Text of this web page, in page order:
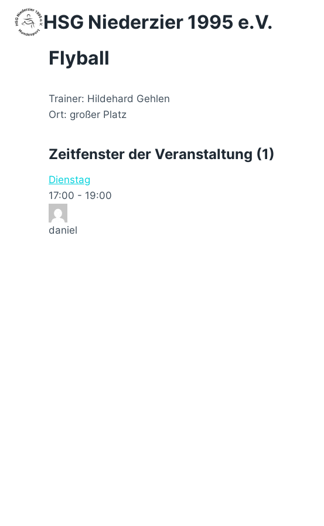
Inhalt
springen
HSG Niederzier 1995 e.V.
Flyball
Trainer: Hildehard Gehlen
Ort: großer Platz
Zeitfenster der Veranstaltung (1)
Dienstag
17:00 - 19:00
daniel